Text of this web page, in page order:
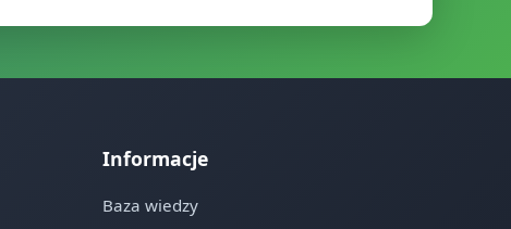
Informacje
Baza wiedzy